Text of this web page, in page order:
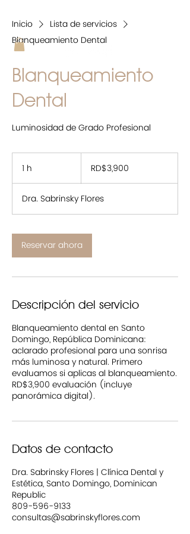
Inicio
Lista de servicios
Blanqueamiento Dental
Blanqueamiento
Dental
Luminosidad de Grado Profesional
1 h
dominicanos
RD$3,900
Dra. Sabrinsky Flores
Reservar ahora
Descripción del servicio
Blanqueamiento dental en Santo
Domingo, República Dominicana:
aclarado profesional para una sonrisa
más luminosa y natural. Primero
evaluamos si aplicas al blanqueamiento.
RD$3,900 evaluación (incluye
panorámica digital).
Datos de contacto
Dra. Sabrinsky Flores | Clínica Dental y
Estética, Santo Domingo, Dominican
Republic
809-596-9133
consultas@sabrinskyflores.com